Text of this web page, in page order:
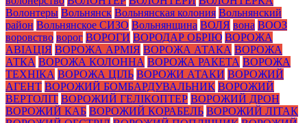
Волонтеры Вольнянск Вольнянская колония Вольнянский
район Вольнянское СИЗО Вольнянщина ВОЛЯ вона ВООЗ
воровство ворог ВОРОГИ ВОРОДАР ОБРІЮ ВОРОЖА
АВІАЦІЯ ВОРОЖА АРМІЯ ВОРОЖА АТАКА ВОРОЖА
АТКА ВОРОЖА КОЛОННА ВОРОЖА РАКЕТА ВОРОЖА
ТЕХНІКА ВОРОЖА ЦІЛЬ ВОРОЖИ АТАКИ ВОРОЖИЙ
АГЕНТ ВОРОЖИЙ БОМБАРДУВАЛЬНИК ВОРОЖИЙ
ВЕРТОЛІТ ВОРОЖИЙ ГЕЛІКОПТЕР ВОРОЖИЙ ДРОН
ВОРОЖИЙ КАБ ВОРОЖИЙ КОРАБЕЛЬ ВОРОЖИЙ ЛІТАК